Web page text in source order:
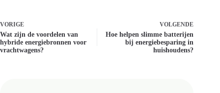
VORIGE
Wat zijn de voordelen van
hybride energiebronnen voor
vrachtwagens?
VOLGENDE
Hoe helpen slimme batterijen
bij energiebesparing in
huishoudens?